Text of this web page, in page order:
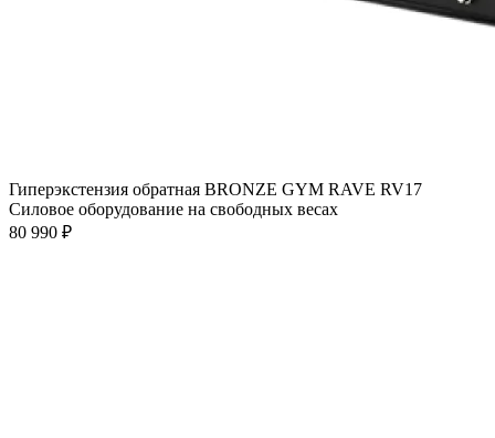
Гиперэкстензия обратная BRONZE GYM RAVE RV17
Силовое оборудование на свободных весах
80 990 ₽